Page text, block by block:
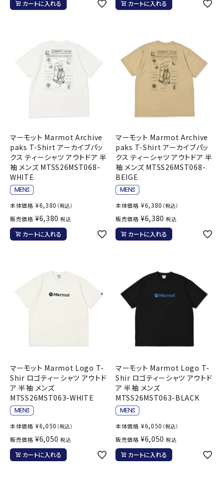
カートに入れる カートに入れる
マーモット Marmot Archive
paks T-Shirt アーカイブパッ
クス ティーシャツ アウトドア 半
袖 メンズ MTSS26MST068-
WHITE
本体価格 ¥6,380 （税込）
販売価格 ¥6,380 税込
カートに入れる
マーモット Marmot Archive
paks T-Shirt アーカイブパッ
クス ティーシャツ アウトドア 半
袖 メンズ MTSS26MST068-
BEIGE
本体価格 ¥6,380 （税込）
販売価格 ¥6,380 税込
カートに入れる
マーモット Marmot Logo T-
Shir ロゴティーシャツ アウトド
ア 半袖 メンズ
MTSS26MST063-WHITE
本体価格 ¥6,050 （税込）
販売価格 ¥6,050 税込
カートに入れる
マーモット Marmot Logo T-
Shir ロゴティーシャツ アウトド
ア 半袖 メンズ
MTSS26MST063-BLACK
本体価格 ¥6,050 （税込）
販売価格 ¥6,050 税込
カートに入れる